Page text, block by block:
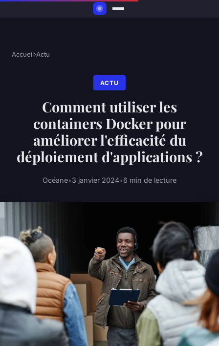
Accueil›Actu
ACTU
Comment utiliser les
containers Docker pour
améliorer l'efficacité du
déploiement d'applications ?
Océane•3 janvier 2024•6 min de lecture